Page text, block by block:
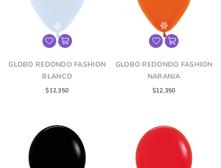
GLOBO REDONDO FASHION
BLANCO
$12,350
GLOBO REDONDO FASHION
NARANJA
$12,350